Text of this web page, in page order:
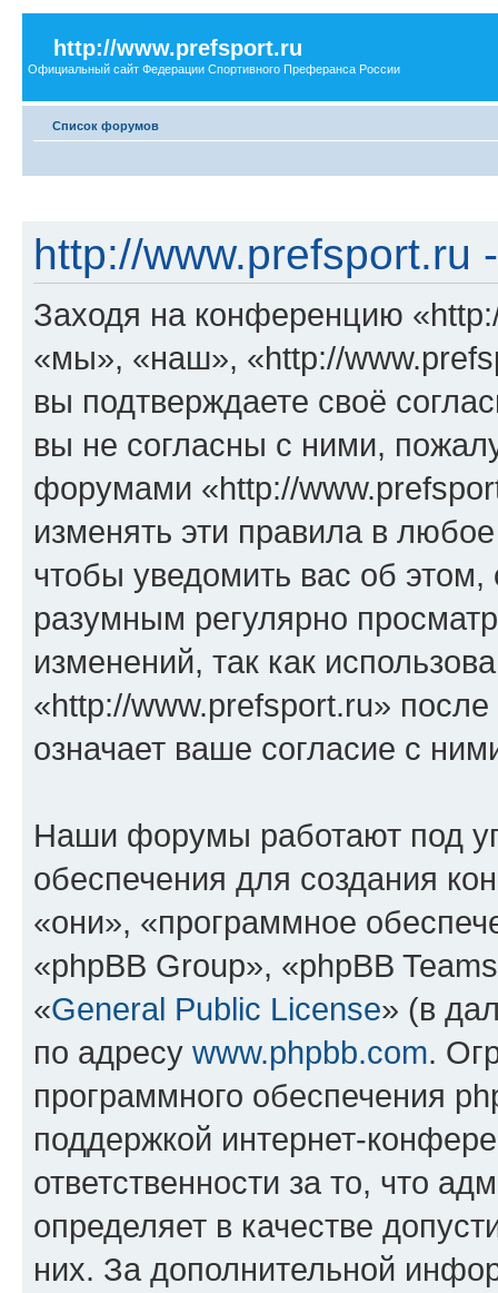
http://www.prefsport.ru
Официальный сайт Федерации Спортивного Преферанса России
Список форумов
http://www.prefsport.ru
Заходя на конференцию
«мы», «наш», «http://
вы подтверждаете своё
вы не согласны с ними,
форумами «http://
изменять эти правила в
чтобы уведомить вас об
разумным регулярно
изменений, так как
«http://www.prefsport.ru»
означает ваше согласие с
Наши форумы работают под
обеспечения для создания
«они», «программное
«phpBB Group», «phpBB
«General Public License» (в
по адресу www.phpbb.com.
программного обеспечения
поддержкой интернет-
ответственности за то, что
определяет в качестве
них. За дополнительной